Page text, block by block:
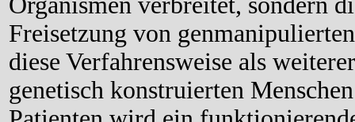
Freisetzung von
diese Verfahrensweise als
genetisch konstruierten